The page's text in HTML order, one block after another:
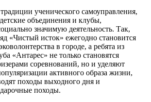
ученического самоуправления,
объединения и клубы,
значимую деятельность. Так,
«Чистый исток» ежегодно становится
в городе, а ребята из
«Антарес» не только становятся
соревнований, но и уделяют
активного образа жизни,
походы выходного дня и
походы.